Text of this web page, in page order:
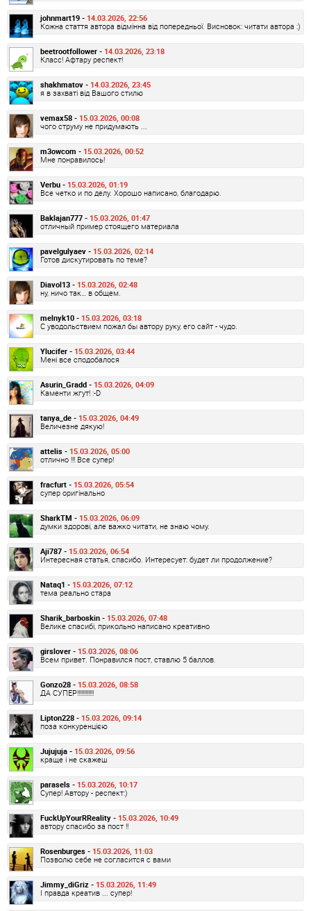
johnmart19 - 14.03.2026, 22:56
Кожна стаття автора відмінна від попередньої. Висновок: читати автора :)
beetrootfollower - 14.03.2026, 23:18
Класс! Афтару респект!
shakhmatov - 14.03.2026, 23:45
я в захваті від Вашого стилю
vemax58 - 15.03.2026, 00:08
чого струму не придумають ...
m3owcom - 15.03.2026, 00:52
Мне понравилось!
Verbu - 15.03.2026, 01:19
Все четко и по делу. Хорошо написано, благодарю.
Baklajan777 - 15.03.2026, 01:47
отличный пример стоящего материала
pavelgulyaev - 15.03.2026, 02:14
Готов дискутировать по теме?
Diavol13 - 15.03.2026, 02:48
ну, ничо так… в общем.
melnyk10 - 15.03.2026, 03:18
С уводольствием пожал бы автору руку, его сайт - чудо.
Ylucifer - 15.03.2026, 03:44
Мені все сподобалося
Asurin_Gradd - 15.03.2026, 04:09
Каменти жгут! :-D
tanya_de - 15.03.2026, 04:49
Величезне дякую!
attelis - 15.03.2026, 05:00
отлично !!! Все супер!
fracfurt - 15.03.2026, 05:54
супер оригінально
SharkTM - 15.03.2026, 06:09
думки здорові, але важко читати, не знаю чому.
Aji787 - 15.03.2026, 06:54
Интересная статья, спасибо. Интересует: будет ли продолжение?
Nataq1 - 15.03.2026, 07:12
тема реально стара
Sharik_barboskin - 15.03.2026, 07:48
Велике спасибі, прикольно написано креативно
girslover - 15.03.2026, 08:06
Всем привет. Понравился пост, ставлю 5 баллов.
Gonzo28 - 15.03.2026, 08:58
ДА СУПЕР!!!!!!!!!!!!
Lipton228 - 15.03.2026, 09:14
поза конкуренцією
Jujujuja - 15.03.2026, 09:56
краще і не скажеш
parasels - 15.03.2026, 10:17
Супер! Автору - респект:)
FuckUpYourRReality - 15.03.2026, 10:49
автору спасибо за пост !!
Rosenburges - 15.03.2026, 11:03
Позволю себе не согласится с вами
Jimmy_diGriz - 15.03.2026, 11:49
І правда креатив ... супер!